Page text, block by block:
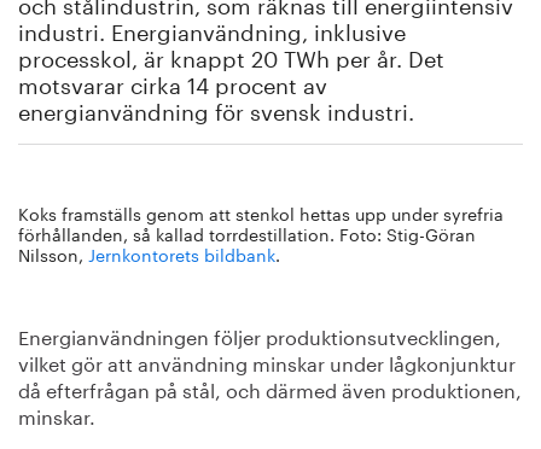
Vi tycker
Publicerat
Om oss
industri. Energianvändning, inklusive
processkol, är knappt 20 TWh per år. Det
motsvarar cirka 14 procent av
energianvändning för svensk industri.
Koks framställs genom att stenkol hettas upp under syrefria
förhållanden, så kallad torrdestillation. Foto: Stig-Göran
Nilsson, Jernkontorets bildbank.
Energianvändningen följer produktionsutvecklingen,
vilket gör att användning minskar under lågkonjunktur
då efterfrågan på stål, och därmed även produktionen,
minskar.